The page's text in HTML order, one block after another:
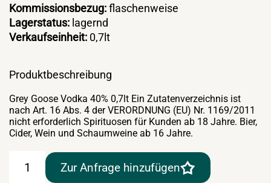
Kommissionsbezug:flaschenweise
Lagerstatus: lagernd
Verkaufseinheit: 0,7lt
Produktbeschreibung
Grey Goose Vodka 40% 0,7lt Ein Zutatenverzeichnis ist
nach Art. 16 Abs. 4 der VERORDNUNG (EU) Nr. 1169/2011
nicht erforderlich Spirituosen für Kunden ab 18 Jahre. Bier,
Cider, Wein und Schaumweine ab 16 Jahre.
Goose
Zur Anfrage hinzufügen